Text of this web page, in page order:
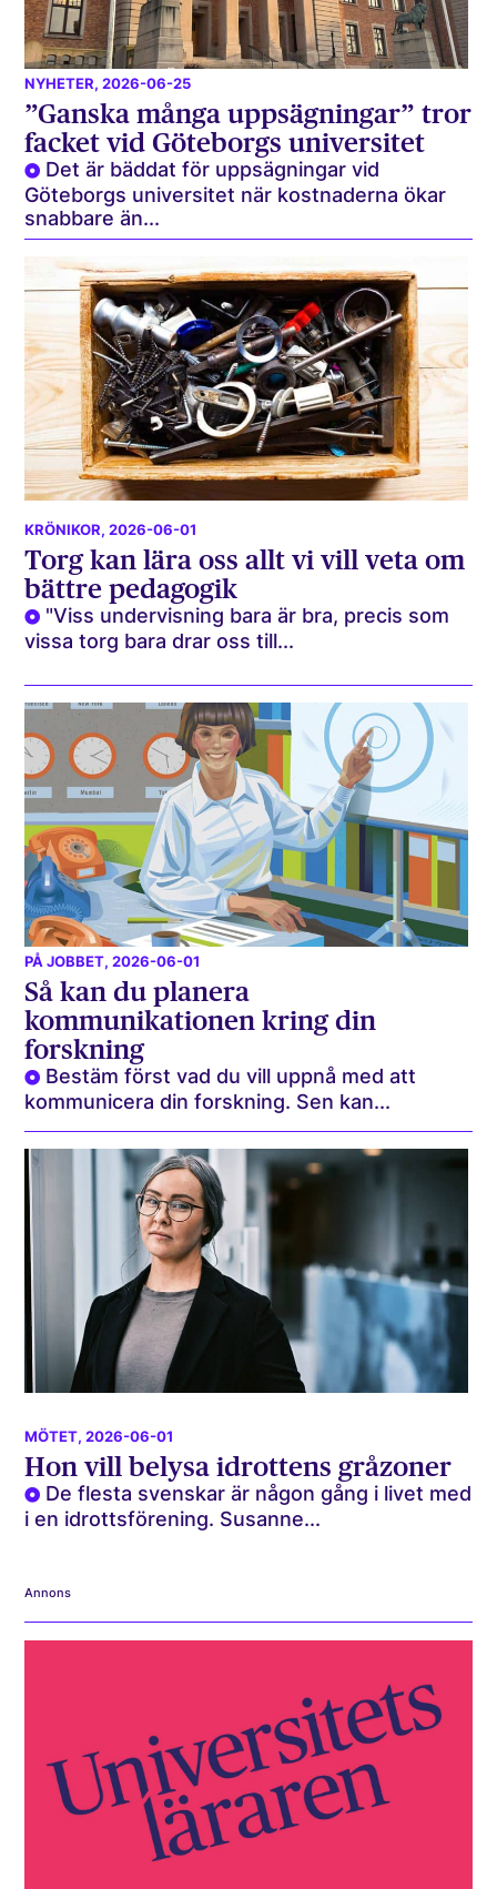
NYHETER, 2026-06-25
”Ganska många uppsägningar” tror
facket vid Göteborgs universitet
Det är bäddat för uppsägningar vid
Göteborgs universitet när kostnaderna ökar
snabbare än...
KRÖNIKOR, 2026-06-01
Torg kan lära oss allt vi vill veta om
bättre pedagogik
"Viss undervisning bara är bra, precis som
vissa torg bara drar oss till...
PÅ JOBBET, 2026-06-01
Så kan du planera
kommunikationen kring din
forskning
Bestäm först vad du vill uppnå med att
kommunicera din forskning. Sen kan...
MÖTET, 2026-06-01
Hon vill belysa idrottens gråzoner
De flesta svenskar är någon gång i livet med
i en idrottsförening. Susanne...
Annons